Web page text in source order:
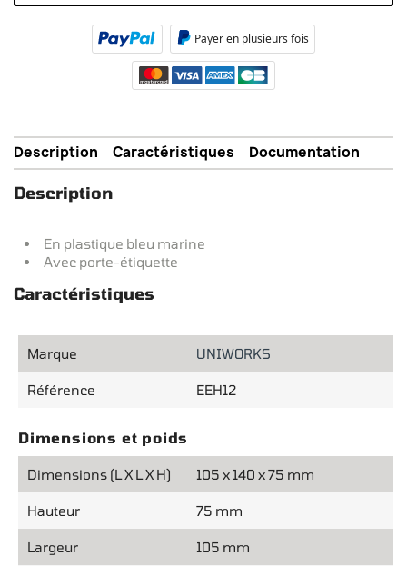
Payer en plusieurs fois
Description Caractéristiques Documentation
Description
En plastique bleu marine
Avec porte-étiquette
Caractéristiques
Marque UNIWORKS
Référence EEH12
Dimensions et poids
Dimensions (L X L X H) 105 x 140 x 75 mm
Hauteur 75 mm
Largeur 105 mm